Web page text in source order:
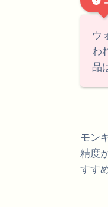
ウ
わ
品
モン
精度
すす